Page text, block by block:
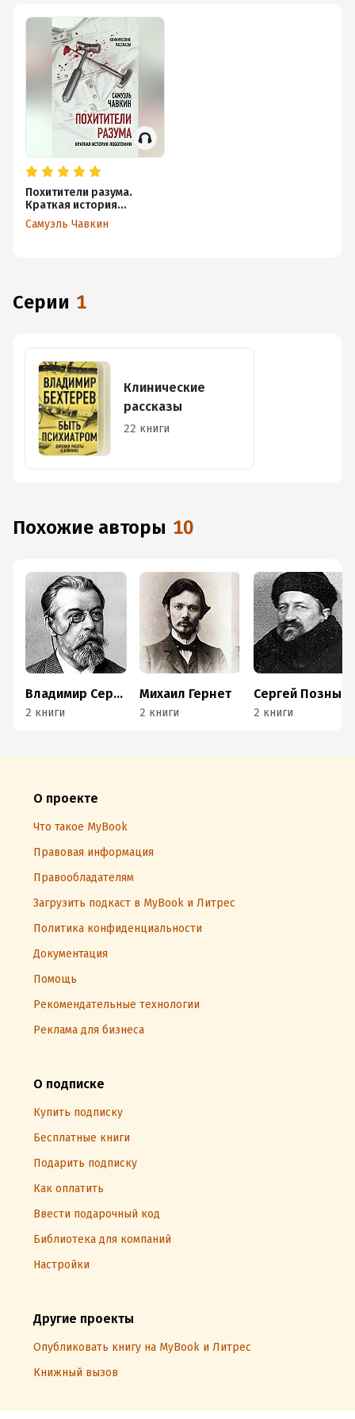
Похитители разума.
Краткая история
лоботомии
Самуэль Чавкин
Серии 1
Клинические
рассказы
22 книги
Похожие авторы 10
Владимир Сербский
2 книги
Михаил Гернет
2 книги 2 книги
О проекте
Что такое MyBook
Правовая информация
Правообладателям
Загрузить подкаст в MyBook и Литрес
Политика конфиденциальности
Документация
Помощь
Рекомендательные технологии
Реклама для бизнеса
О подписке
Купить подписку
Бесплатные книги
Подарить подписку
Как оплатить
Ввести подарочный код
Библиотека для компаний
Настройки
Другие проекты
Опубликовать книгу на MyBook и Литрес
Книжный вызов